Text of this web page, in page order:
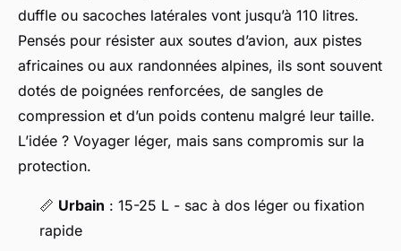
duffle ou sacoches latérales vont jusqu’à 110 litres.
Pensés pour résister aux soutes d’avion, aux pistes
africaines ou aux randonnées alpines, ils sont souvent
dotés de poignées renforcées, de sangles de
compression et d’un poids contenu malgré leur taille.
L’idée ? Voyager léger, mais sans compromis sur la
protection.
📏 Urbain : 15-25 L - sac à dos léger ou fixation
rapide